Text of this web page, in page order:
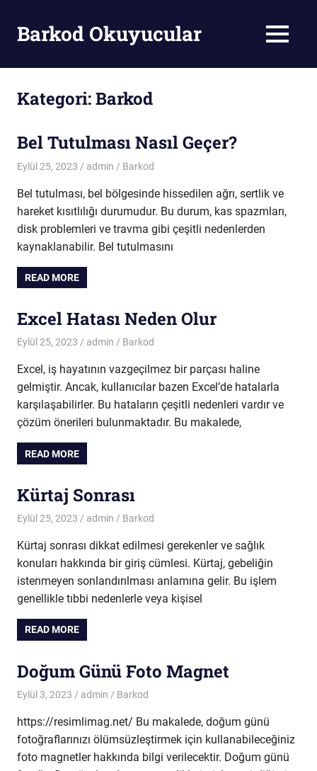
contentBarkod Okuyucular MENU
Kategori:Barkod
Bel Tutulması Nasıl Geçer?
Eylül 25, 2023 admin Barkod
Bel tutulması, bel bölgesinde hissedilen ağrı, sertlik ve
hareket kısıtlılığı durumudur. Bu durum, kas spazmları,
disk problemleri ve travma gibi çeşitli nedenlerden
kaynaklanabilir. Bel tutulmasını
READ MORE
Excel Hatası Neden Olur
Eylül 25, 2023 admin Barkod
Excel, iş hayatının vazgeçilmez bir parçası haline
gelmiştir. Ancak, kullanıcılar bazen Excel’de hatalarla
karşılaşabilirler. Bu hataların çeşitli nedenleri vardır ve
çözüm önerileri bulunmaktadır. Bu makalede,
READ MORE
Kürtaj Sonrası
Eylül 25, 2023 admin Barkod
Kürtaj sonrası dikkat edilmesi gerekenler ve sağlık
konuları hakkında bir giriş cümlesi. Kürtaj, gebeliğin
istenmeyen sonlandırılması anlamına gelir. Bu işlem
genellikle tıbbi nedenlerle veya kişisel
READ MORE
Doğum Günü Foto Magnet
Eylül 3, 2023 admin Barkod
https://resimlimag.net/ Bu makalede, doğum günü
fotoğraflarınızı ölümsüzleştirmek için kullanabileceğiniz
foto magnetler hakkında bilgi verilecektir. Doğum günü